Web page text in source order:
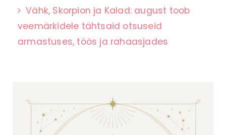
Vähk, Skorpion ja Kalad: august toob
veemärkidele tähtsaid otsuseid
armastuses, töös ja rahaasjades